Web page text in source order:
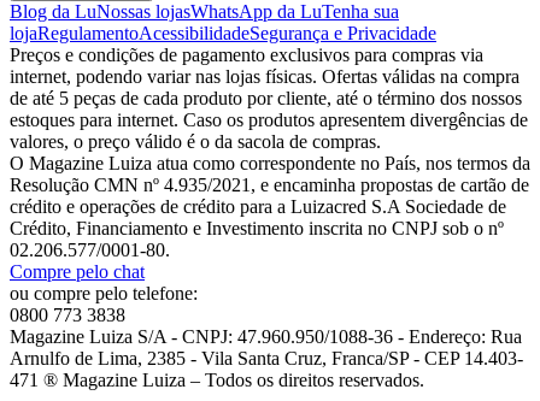
Blog da LuNossas lojasWhatsApp da LuTenha sua
lojaRegulamentoAcessibilidadeSegurança e Privacidade
Preços e condições de pagamento exclusivos para compras via
internet, podendo variar nas lojas físicas. Ofertas válidas na compra
de até 5 peças de cada produto por cliente, até o término dos nossos
estoques para internet. Caso os produtos apresentem divergências de
valores, o preço válido é o da sacola de compras.
O Magazine Luiza atua como correspondente no País, nos termos da
Resolução CMN nº 4.935/2021, e encaminha propostas de cartão de
crédito e operações de crédito para a Luizacred S.A Sociedade de
Crédito, Financiamento e Investimento inscrita no CNPJ sob o nº
02.206.577/0001-80.
Compre pelo chat
ou compre pelo telefone:
0800 773 3838
Magazine Luiza S/A - CNPJ: 47.960.950/1088-36 - Endereço: Rua
Arnulfo de Lima, 2385 - Vila Santa Cruz, Franca/SP - CEP 14.403-
471 ® Magazine Luiza – Todos os direitos reservados.